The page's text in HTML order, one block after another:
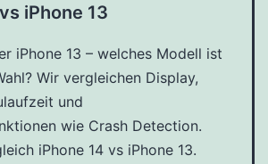
iPhone 13
iPhone 13 – welches Modell ist
Wir vergleichen Display,
und
wie Crash Detection.
iPhone 14 vs iPhone 13.